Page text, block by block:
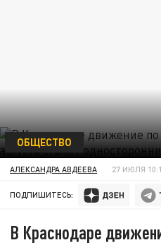
ОБЩЕСТВО
АЛЕКСАНДРА АВДЕЕВА 27 ИЮЛЯ
ПОДПИШИТЕСЬ:
В Краснодаре